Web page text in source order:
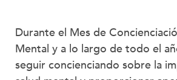
Durante el Mes de
Mental y a lo largo de todo el
seguir concienciando sobre la